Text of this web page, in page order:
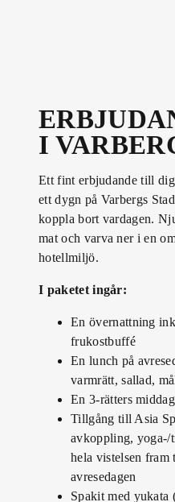
I
Ett fint erbjudande till
ett dygn på Varbergs
koppla bort vardagen.
mat och varva ner i en
hotellmiljö.
I paketet ingår:
En övernattning
frukostbuffé
En lunch på
varmrätt, sallad,
En 3-rätters
Tillgång till Asia
avkoppling, yoga-/
hela vistelsen
avresedagen
Spakit med yukata